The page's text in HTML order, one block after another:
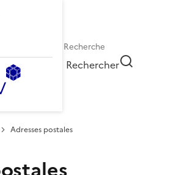
Rechercher
Adresses postales